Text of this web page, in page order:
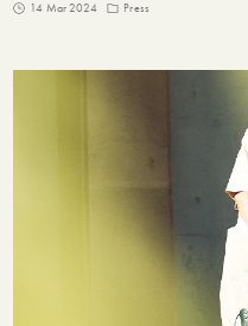
14 Mar 2024 Press